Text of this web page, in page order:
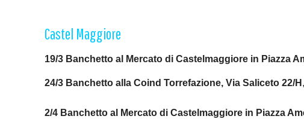
Castel Maggiore
19/3 Banchetto al Mercato di Castelmaggiore in Piazza
24/3 Banchetto alla Coind Torrefazione, Via Saliceto 22/H
2/4 Banchetto al Mercato di Castelmaggiore in Piazza